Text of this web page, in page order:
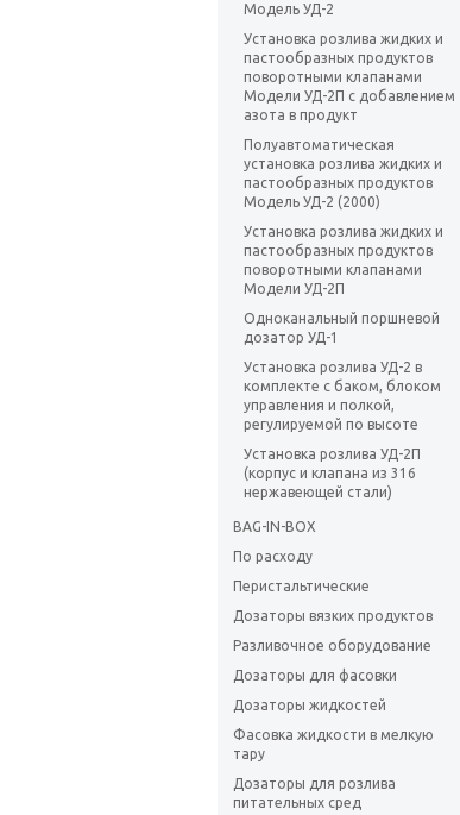
Модель УД-2
Установка розлива жидких и
пастообразных продуктов
поворотными клапанами
Модели УД-2П с добавлением
азота в продукт
Полуавтоматическая
установка розлива жидких и
пастообразных продуктов
Модель УД-2 (2000)
Установка розлива жидких и
пастообразных продуктов
поворотными клапанами
Модели УД-2П
Одноканальный поршневой
дозатор УД-1
Установка розлива УД-2 в
комплекте с баком, блоком
управления и полкой,
регулируемой по высоте
Установка розлива УД-2П
(корпус и клапана из 316
нержавеющей стали)
BAG-IN-BOX
По расходу
Перистальтические
Дозаторы вязких продуктов
Разливочное оборудование
Дозаторы для фасовки
Дозаторы жидкостей
Фасовка жидкости в мелкую
тару
Дозаторы для розлива
питательных сред